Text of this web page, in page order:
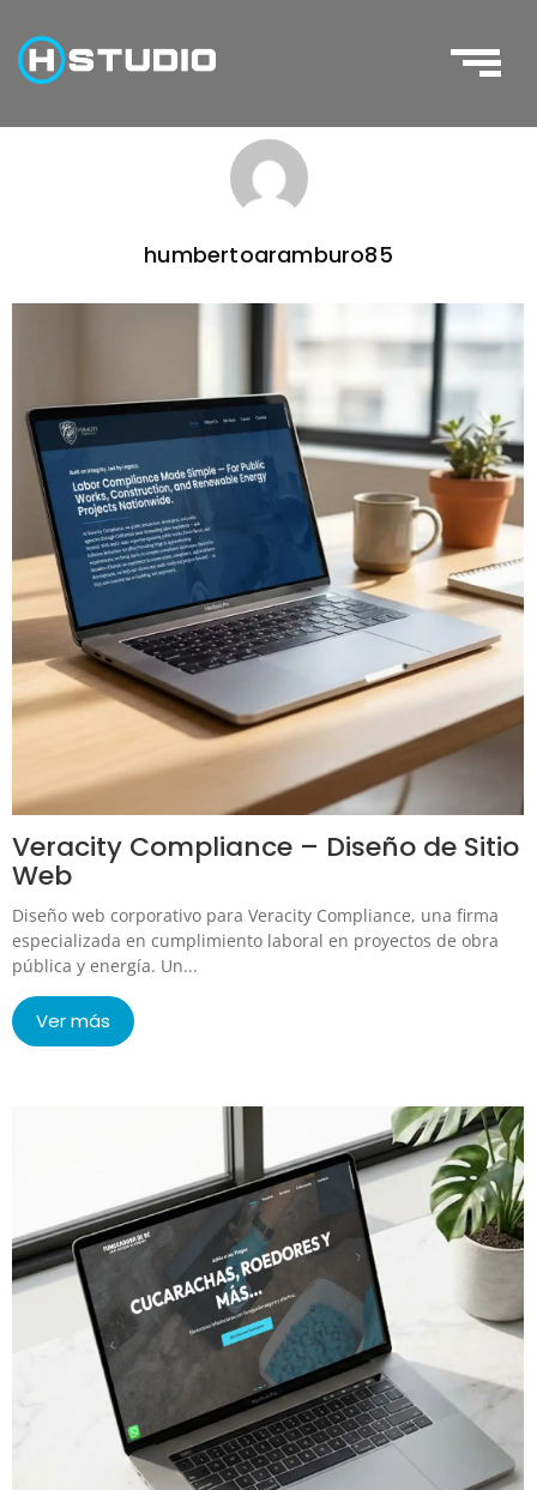
humbertoaramburo85
Veracity Compliance – Diseño de Sitio
Web
Diseño web corporativo para Veracity Compliance, una firma
especializada en cumplimiento laboral en proyectos de obra
pública y energía. Un...
Ver más